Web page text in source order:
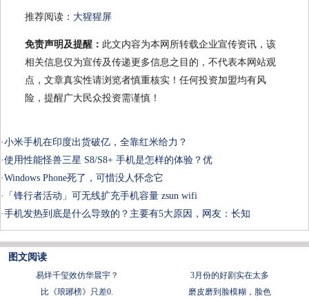
推荐阅读： 大猩猩屏
免责声明及提醒： 此文内容为本网所转载企业宣传资讯，该
相关信息仅为宣传及传递更多信息之目的，不代表本网站观
点，文章真实性请浏览者慎重核实！任何投资加盟均有风
险，提醒广大民众投资需谨慎！
·小米手机在印度出货破亿，全靠红米给力？
·使用性能怪兽三星 S8/S8+ 手机是怎样的体验？优
·Windows Phone死了，可惜没人怀念它
·
「锋行者活动」可无线扩充手机容量 zsun wifi
·手机发热到底是什么导致的？主要有5大原因，网友：长知
图文阅读
易烊千玺效仿华晨宇？
3月份的好剧实在太多
比《琅琊榜》只差0.
磨皮磨到脸模糊，脸色